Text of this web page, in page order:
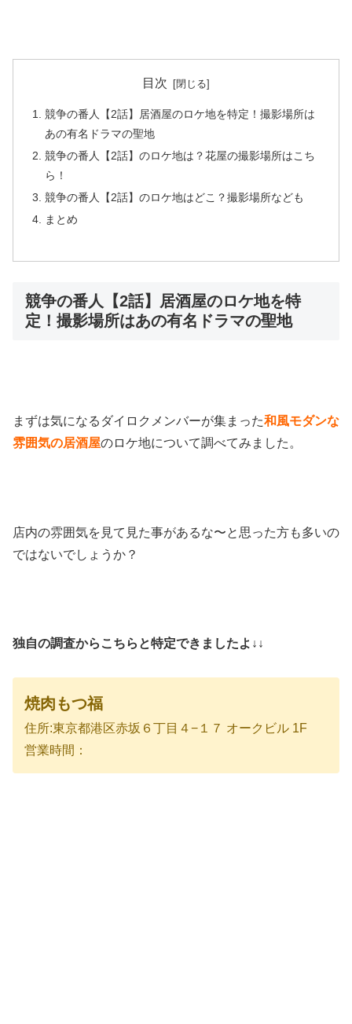
目次
競争の番人【2話】居酒屋のロケ地を特定！撮影場所は
あの有名ドラマの聖地
競争の番人【2話】のロケ地は？花屋の撮影場所はこち
ら！
競争の番人【2話】のロケ地はどこ？撮影場所なども
まとめ
競争の番人【2話】居酒屋のロケ地を特
定！撮影場所はあの有名ドラマの聖地
まずは気になるダイロクメンバーが集まった和風モダンな
雰囲気の居酒屋のロケ地について調べてみました。
店内の雰囲気を見て見た事があるな〜と思った方も多いの
ではないでしょうか？
独自の調査からこちらと特定できましたよ↓↓
焼肉もつ福
住所:東京都港区赤坂６丁目４−１７ オークビル 1F
営業時間：